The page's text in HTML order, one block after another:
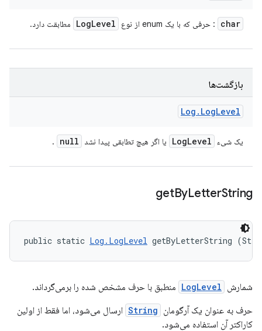
char : حرفی که با یک enum از نوع LogLevel مطابقت دارد.
بازگشت‌ها
Log . LogLevel
یک شیء LogLevel یا اگر هیچ تطابقی پیدا نشد null
.
getByLetterString
public static Log.LogLevel getByLetterString
شمارش LogLevel منطبق با حرف مشخص شده را برمی‌گرداند.
حرف به عنوان یک آرگومان String ارسال می‌شود، اما فقط از اولین
کاراکتر آن استفاده می‌شود.